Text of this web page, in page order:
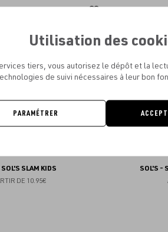
SLAM KIDS
DE 10.95€
Ajouter
favoris
SOL'S -
Utilisation des
tiers, vous autorisez le dépôt et la
de suivi nécessaires à leur bon
PARAMÉTRER